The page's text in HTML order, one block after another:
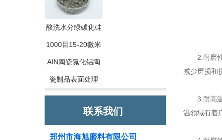
酸洗水分绿碳化硅
1000目15-20微米
AIN陶瓷氮化铝陶
瓷制品表面处理
联系我们
郑州市海旭磨料有限公司
2.耐磨性
减少磨损和
3.耐高温
温领域有着